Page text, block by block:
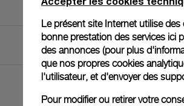
Le présent site Internet utilise
bonne prestation des services ici
des annonces (pour plus
que nos propres cookies
l'utilisateur, et d'envoyer des
Pour modifier ou retirer votre